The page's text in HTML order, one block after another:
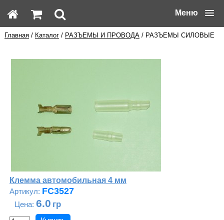
Меню
Главная/ Каталог/ РАЗЪЕМЫ И ПРОВОДА/ РАЗЪЕМЫ СИЛОВЫЕ
Клемма автомобильная 4 мм
FC3527
6.0